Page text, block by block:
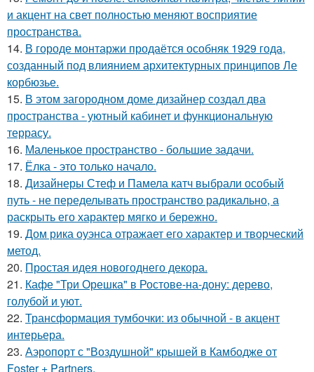
и акцент на свет полностью меняют восприятие
пространства.
14. В городе монтаржи продаётся особняк 1929 года,
созданный под влиянием архитектурных принципов Ле
корбюзье.
15. В этом загородном доме дизайнер создал два
пространства - уютный кабинет и функциональную
террасу.
16. Маленькое пространство - большие задачи.
17. Ёлка - это только начало.
18. Дизайнеры Стеф и Памела катч выбрали особый
путь - не переделывать пространство радикально, а
раскрыть его характер мягко и бережно.
19. Дом рика оуэнса отражает его характер и творческий
метод.
20. Простая идея новогоднего декора.
21. Кафе "Три Орешка" в Ростове-на-дону: дерево,
голубой и уют.
22. Трансформация тумбочки: из обычной - в акцент
интерьера.
23. Аэропорт с "Воздушной" крышей в Камбодже от
Foster + Partners.